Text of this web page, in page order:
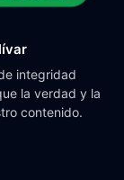
integridad
la verdad y la
contenido.